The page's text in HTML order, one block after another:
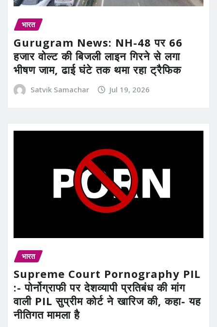
भारत
Gurugram News: NH-48 पर 66
हजार वोल्ट की बिजली लाइन गिरने से लगा
भीषण जाम, ढाई घंटे तक थमा रहा ट्रैफिक
Satvik Samachar Jul 19, 2026
भारत
Supreme Court Pornography PIL
:- पोर्नोग्राफी पर देशव्यापी प्रतिबंध की मांग
वाली PIL सुप्रीम कोर्ट ने खारिज की, कहा- यह
नीतिगत मामला है